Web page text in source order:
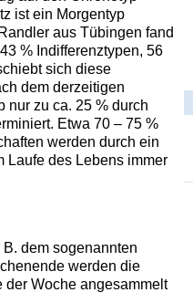
ist ein Morgentyp
aus Tübingen fand
% Indifferenztypen, 56
sich diese
dem derzeitigen
nur zu ca. 25 % durch
Etwa 70 – 75 %
werden durch ein
Laufe des Lebens immer
dem sogenannten
werden die
Woche angesammelt